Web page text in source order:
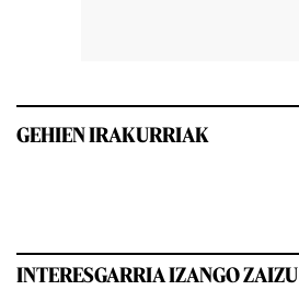
GEHIEN IRAKURRIAK
INTERESGARRIA IZANGO ZAIZU